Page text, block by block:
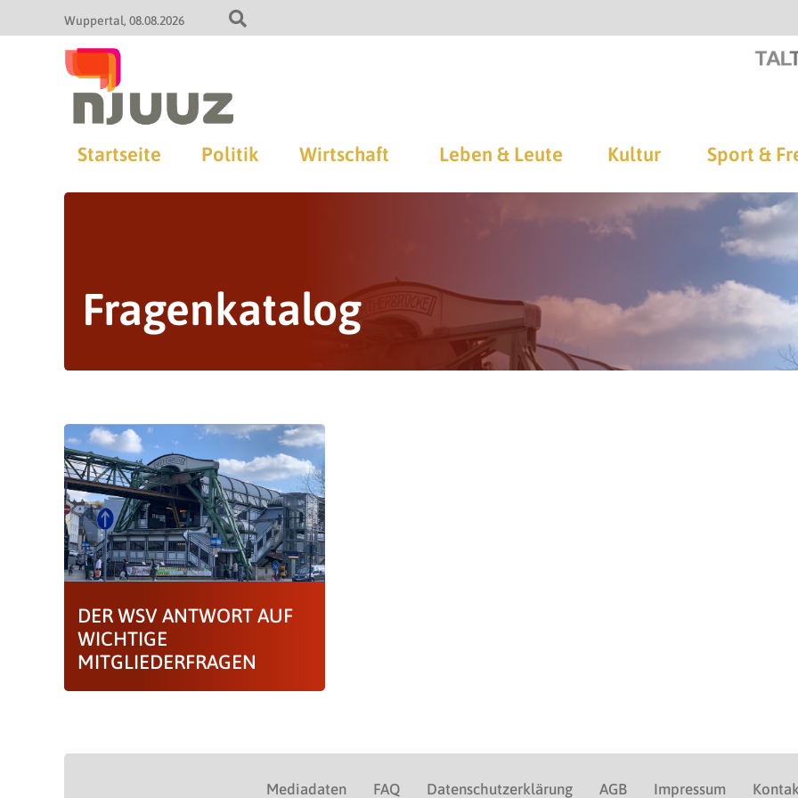
Wuppertal 08.08.2026
Startseite Politik Wirtschaft Leben & Leute Kultur Sport &
Fragenkatalog
DER WSV ANTWORT AUF
WICHTIGE
MITGLIEDERFRAGEN
Mediadaten FAQ Datenschutzerklärung AGB Impressum